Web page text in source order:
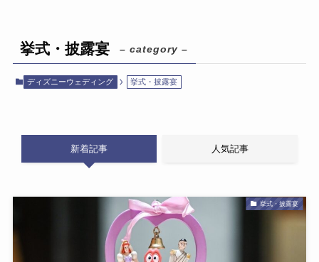
挙式・披露宴 – category –
ディズニーウェディング 挙式・披露宴
新着記事 人気記事
挙式・披露宴